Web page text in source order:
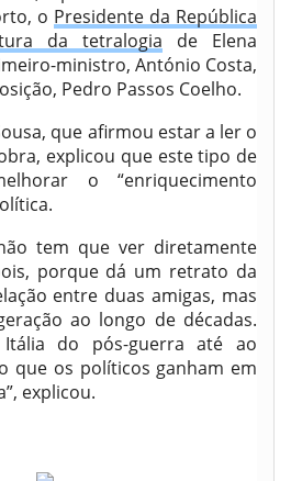
o Presidente da República
da tetralogia de Elena
ministro, António Costa,
Pedro Passos Coelho.
que afirmou estar a ler o
explicou que este tipo de
o “enriquecimento
tem que ver diretamente
porque dá um retrato da
entre duas amigas, mas
ao longo de décadas.
do pós-guerra até ao
que os políticos ganham em
explicou.